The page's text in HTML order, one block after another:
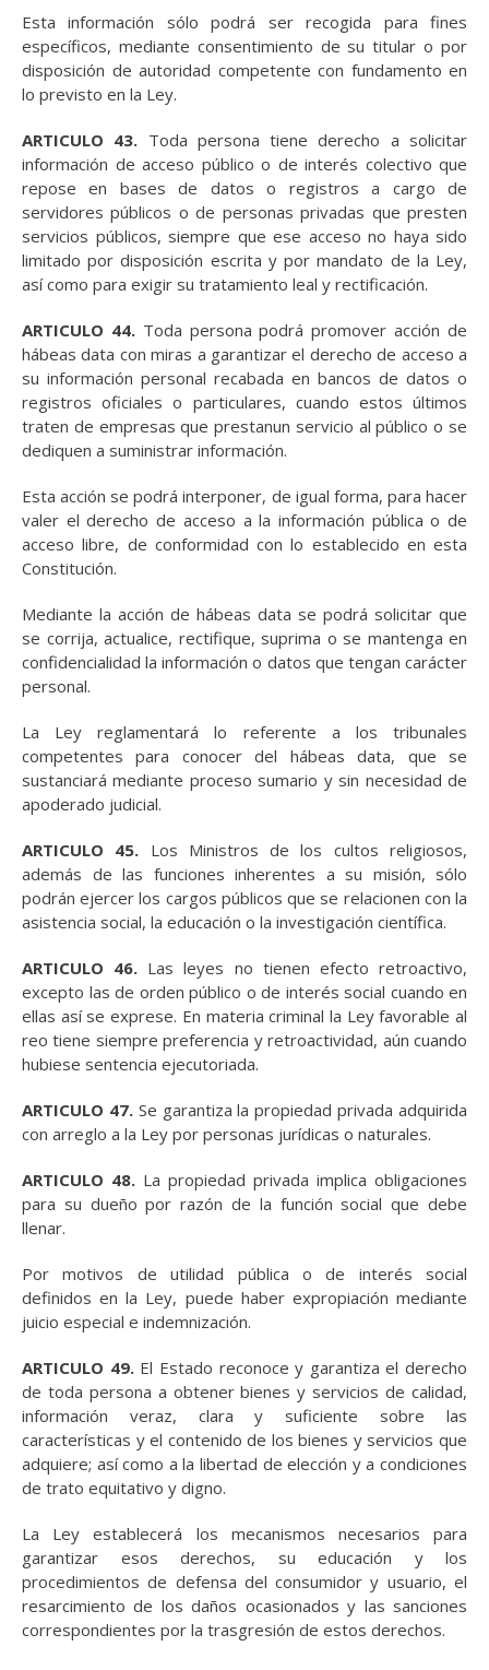
Esta información sólo podrá ser recogida para fines
específicos, mediante consentimiento de su titular o por
disposición de autoridad competente con fundamento en
lo previsto en la Ley.
ARTICULO 43. Toda persona tiene derecho a solicitar
información de acceso público o de interés colectivo que
repose en bases de datos o registros a cargo de
servidores públicos o de personas privadas que presten
servicios públicos, siempre que ese acceso no haya sido
limitado por disposición escrita y por mandato de la Ley,
así como para exigir su tratamiento leal y rectificación.
ARTICULO 44. Toda persona podrá promover acción de
hábeas data con miras a garantizar el derecho de acceso a
su información personal recabada en bancos de datos o
registros oficiales o particulares, cuando estos últimos
traten de empresas que prestanun servicio al público o se
dediquen a suministrar información.
Esta acción se podrá interponer, de igual forma, para hacer
valer el derecho de acceso a la información pública o de
acceso libre, de conformidad con lo establecido en esta
Constitución.
Mediante la acción de hábeas data se podrá solicitar que
se corrija, actualice, rectifique, suprima o se mantenga en
confidencialidad la información o datos que tengan carácter
personal.
La Ley reglamentará lo referente a los tribunales
competentes para conocer del hábeas data, que se
sustanciará mediante proceso sumario y sin necesidad de
apoderado judicial.
ARTICULO 45. Los Ministros de los cultos religiosos,
además de las funciones inherentes a su misión, sólo
podrán ejercer los cargos públicos que se relacionen con la
asistencia social, la educación o la investigación científica.
ARTICULO 46. Las leyes no tienen efecto retroactivo,
excepto las de orden público o de interés social cuando en
ellas así se exprese. En materia criminal la Ley favorable al
reo tiene siempre preferencia y retroactividad, aún cuando
hubiese sentencia ejecutoriada.
ARTICULO 47.Se garantiza la propiedad privada adquirida
con arreglo a la Ley por personas jurídicas o naturales.
ARTICULO 48. La propiedad privada implica obligaciones
para su dueño por razón de la función social que debe
llenar.
Por motivos de utilidad pública o de interés social
definidos en la Ley, puede haber expropiación mediante
juicio especial e indemnización.
ARTICULO 49.El Estado reconoce y garantiza el derecho
de toda persona a obtener bienes y servicios de calidad,
información veraz, clara y suficiente sobre las
características y el contenido de los bienes y servicios que
adquiere; así como a la libertad de elección y a condiciones
de trato equitativo y digno.
La Ley establecerá los mecanismos necesarios para
garantizar esos derechos, su educación y los
procedimientos de defensa del consumidor y usuario, el
resarcimiento de los daños ocasionados y las sanciones
correspondientes por la trasgresión de estos derechos.